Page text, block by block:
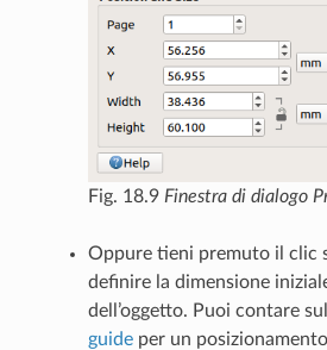
Fig. 18.9 Finestra di dialogo
Oppure tieni premuto il clic
definire la dimensione
dell’oggetto. Puoi contare
guideper un